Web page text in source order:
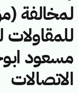
لمخالفة
مسعود
الاتصالات